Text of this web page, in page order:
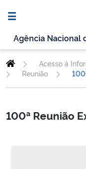
Agência Nacional
Acesso à
Reunião
100ª Reunião